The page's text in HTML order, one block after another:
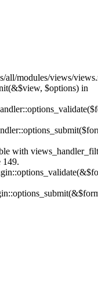
modules/views/
$options) in
with
149.